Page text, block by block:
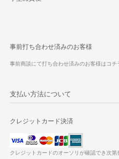
事前打ち合わせ済みのお客様
事前商談にて打ち合わせ済みのお客様はコチ
支払い方法について
クレジットカード決済
クレジットカードのオーソリが確認でき次